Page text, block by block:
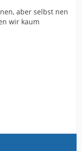
aber selbst nen
wir kaum